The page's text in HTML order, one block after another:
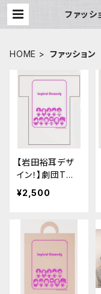
ファッ
HOME ファッション
【岩田裕耳デザ
イン！】劇団Tシ
ャツ「電夏ホワイ
ト」
¥2,500